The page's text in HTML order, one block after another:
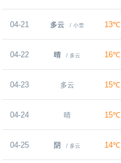
04-21 多云 / 小雪 13℃
04-22 晴 / 多云 16℃
04-23 多云 15℃
04-24 晴 15℃
04-25 阴 / 多云 14℃